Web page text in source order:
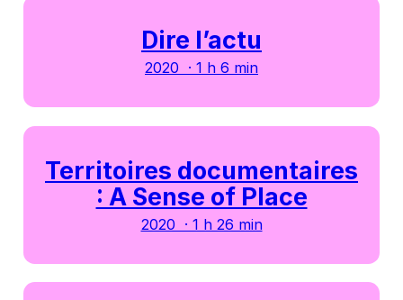
Dire l’actu
2020 · 1 h 6 min
Territoires documentaires
: A Sense of Place
2020 · 1 h 26 min